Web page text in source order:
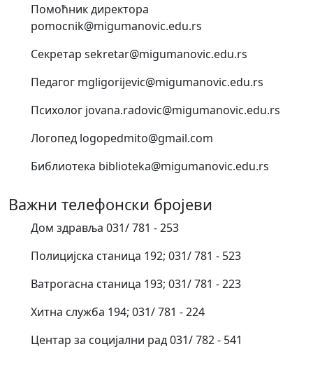
Помоћник директора
pomocnik@migumanovic.edu.rs
Секретар sekretar@migumanovic.edu.rs
Педагог mgligorijevic@migumanovic.edu.rs
Психолог jovana.radovic@migumanovic.edu.rs
Логопед logopedmito@gmail.com
Библиотека biblioteka@migumanovic.edu.rs
Важни телефонски бројеви
Дом здравља 031/ 781 - 253
Полицијска станица 192; 031/ 781 - 523
Ватрогасна станица 193; 031/ 781 - 223
Хитна служба 194; 031/ 781 - 224
Центар за социјални рад 031/ 782 - 541